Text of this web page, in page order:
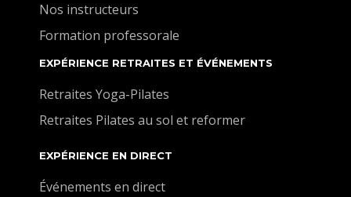
Nos instructeurs
Formation professorale
EXPÉRIENCE RETRAITES ET ÉVÉNEMENTS
Retraites Yoga-Pilates
Retraites Pilates au sol et reformer
EXPÉRIENCE EN DIRECT
Événements en direct